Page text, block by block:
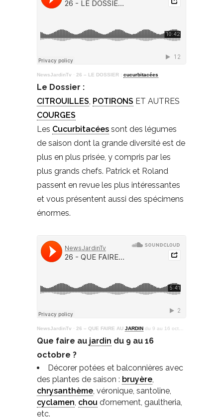
NewsJardinTv · 26 – LE DOSSIER : cucurbitacées
Le Dossier :
CITROUILLES POTIRONS ET AUTRES
COURGES
Les Cucurbitacées sont des légumes
de saison dont la grande diversité est de
plus en plus prisée, y compris par les
plus grands chefs. Patrick et Roland
passent en revue les plus intéressantes
et vous présentent aussi des spécimens
énormes.
NewsJardinTv · 26 – QUE FAIRE AU JARDIN du 9 au 16 octobre ?
Que faire au jardin du 9 au 16
octobre ?
Décorer potées et balconnières avec
des plantes de saison : bruyère
chrysanthème , véronique, santoline,
cyclamen chou d’ornement, gaultheria,
etc.